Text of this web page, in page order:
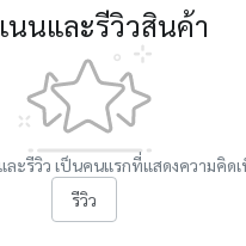
นนและรีวิวสินค้า
ละรีวิว เป็นคนแรกที่แสดงความคิด
รีวิว